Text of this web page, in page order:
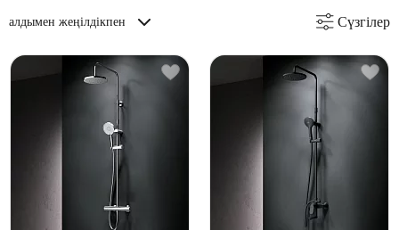
алдымен жеңілдікпен Сүзгілер